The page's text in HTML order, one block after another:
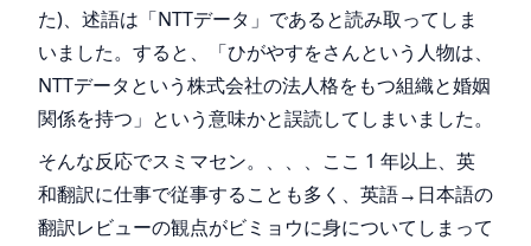
た)、述語は「NTTデータ」であると読み取ってしま
いました。すると、「ひがやすをさんという人物は、
NTTデータという株式会社の法人格をもつ組織と婚姻
関係を持つ」という意味かと誤読してしまいました。
そんな反応でスミマセン。、、、ここ 1 年以上、英
和翻訳に仕事で従事することも多く、英語→日本語の
翻訳レビューの観点がビミョウに身についてしまって